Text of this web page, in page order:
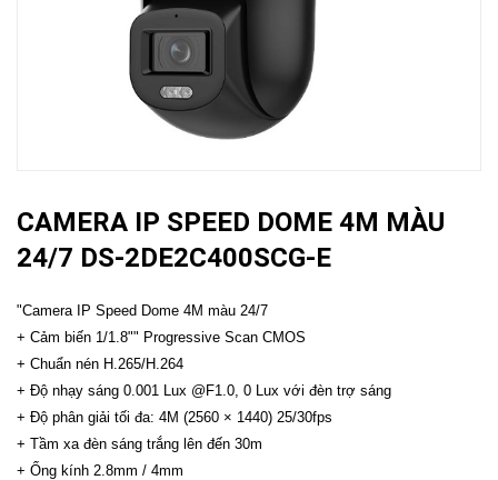
CAMERA IP SPEED DOME 4M MÀU
24/7 DS-2DE2C400SCG-E
"Camera IP Speed Dome 4M màu 24/7
+ Cảm biến 1/1.8"" Progressive Scan CMOS
+ Chuẩn nén H.265/H.264
+ Độ nhạy sáng 0.001 Lux @F1.0, 0 Lux với đèn trợ sáng
+ Độ phân giải tối đa: 4M (2560 × 1440) 25/30fps
+ Tầm xa đèn sáng trắng lên đến 30m
+ Ống kính 2.8mm / 4mm